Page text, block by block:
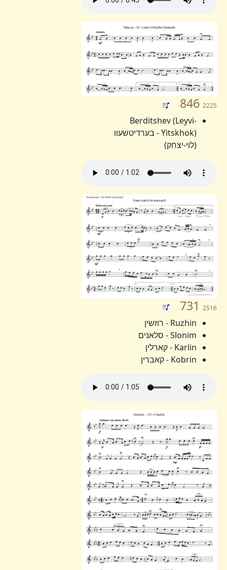
846 2225
Berditshev (Leyvi-
Yitskhok) - בערדיטשעוו
(לוי-יצחק)
731 2516
Ruzhin - רוזשין
Slonim - סלאנים
Karlin - קארלין
Kobrin - קאברין